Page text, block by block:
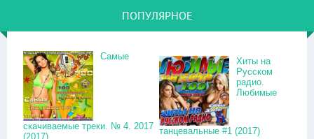
ПОПУЛЯРНОЕ
Самые
скачиваемые треки. № 4. 2017
(2017)
Хиты на
Русском
радио.
Любимые
танцевальные #1 (2017)